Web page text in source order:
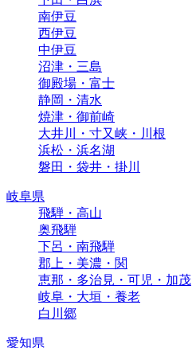
南伊豆
西伊豆
中伊豆
沼津・三島
御殿場・富士
静岡・清水
焼津・御前崎
大井川・寸又峡・川根
浜松・浜名湖
磐田・袋井・掛川
岐阜県
飛騨・高山
奥飛騨
下呂・南飛騨
郡上・美濃・関
恵那・多治見・可児・加茂
岐阜・大垣・養老
白川郷
愛知県